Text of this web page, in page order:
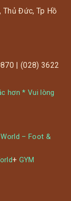
Thủ Đức, Tp Hồ
| (028) 3622
hơn * Vui lòng
– Foot &
+ GYM